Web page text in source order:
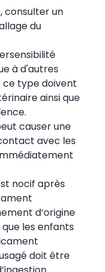
consulter un
du
à d'autres
type doivent
ainsi que
causer une
avec les
nocif après
d’origine
que les enfants
doit être